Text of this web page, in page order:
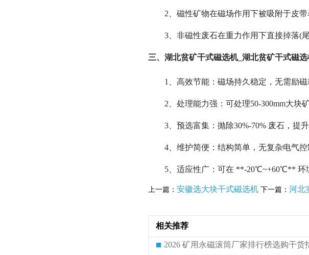
2、磁性矿物在磁场作用下被吸附于皮
3、非磁性废石在重力作用下直接掉落(
三、湖北贫矿干式磁选机_湖北贫矿干式磁
1、高效节能：磁场持久稳定，无需励
2、处理能力强：可处理50-300mm大块
3、预选富集：抛除30%-70% 废石，提
4、维护简便：结构简单，无复杂电气
5、适应性广：可在 **-20℃~+60℃** 环
上一篇： 安徽选大块干式磁选机 下一篇： 河北
相关推荐